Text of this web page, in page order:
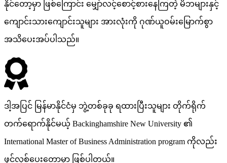
နိုင်တော့မှာ ဖြစ်ကြောင်း မျှော်လင့်စောင့်စားနေကြတဲ့ မိဘများနှင့်
ကျောင်းသားကျောင်းသူများ အားလုံးကို ဂုဏ်ယူဝမ်းမြောက်စွာ
အသိပေးအပ်ပါသည်။
ဒါ့အပြင် မြန်မာနိုင်ငံမှ ဘွဲ့တစ်ခုခု ရထားပြီးသူများ တိုက်ရိုက်
တက်ရောက်နိုင်မယ့် Backinghamshire New University ၏
International Master of Business Administration program ကိုလည်း
ဖွင့်လှစ်ပေးတော့မှာ ဖြစ်ပါတယ်။